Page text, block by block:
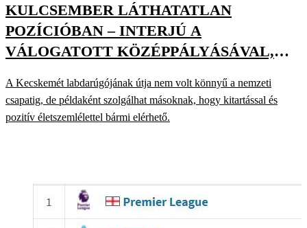
KULCSEMBER LÁTHATATLAN
POZÍCIÓBAN – INTERJÚ A
VÁLOGATOTT KÖZÉPPÁLYÁSÁVAL,
A Kecskemét labdarúgójának útja nem volt könnyű a nemzeti
csapatig, de példaként szolgálhat másoknak, hogy kitartással és
pozitív életszemlélettel bármi elérhető.